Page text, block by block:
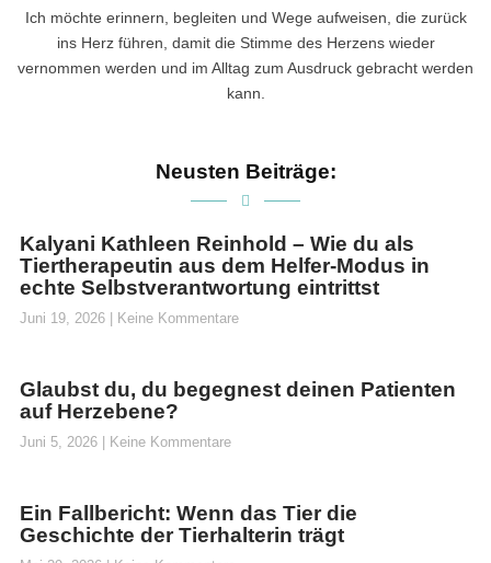
Ich möchte erinnern, begleiten und Wege aufweisen, die zurück
ins Herz führen, damit die Stimme des Herzens wieder
vernommen werden und im Alltag zum Ausdruck gebracht werden
kann.
Neusten Beiträge:
Kalyani Kathleen Reinhold – Wie du als
Tiertherapeutin aus dem Helfer-Modus in
echte Selbstverantwortung eintrittst
Juni 19, 2026 Keine Kommentare
Glaubst du, du begegnest deinen Patienten
auf Herzebene?
Juni 5, 2026 Keine Kommentare
Ein Fallbericht: Wenn das Tier die
Geschichte der Tierhalterin trägt